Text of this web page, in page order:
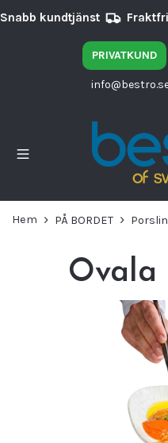
Fraktfritt över
PRIVATKUND
Hem PÅ BORDET Porslin
Ovala